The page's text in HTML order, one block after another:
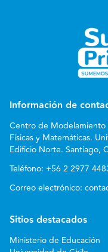
Información de
Centro de
Físicas y Matemáticas.
Edificio Norte. Santiago,
Teléfono: +56 2 2977
Correo electrónico:
Sitios destacados
Ministerio de Educación